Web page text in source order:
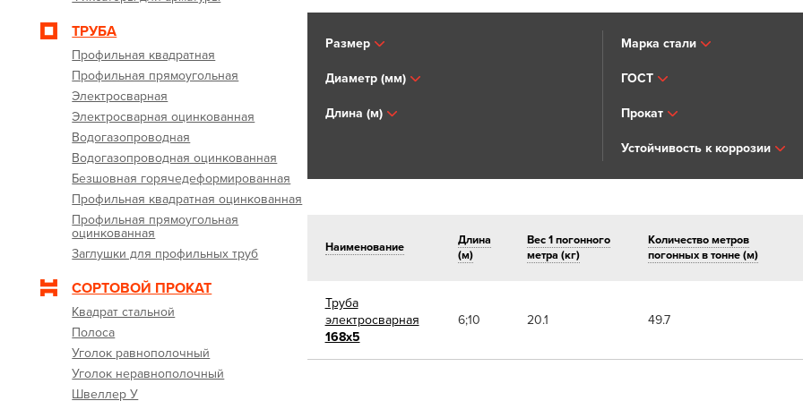
ТРУБА
Профильная квадратная
Профильная прямоугольная
Электросварная
Электросварная оцинкованная
Водогазопроводная
Водогазопроводная оцинкованная
Безшовная горячедеформированная
Профильная квадратная оцинкованная
Профильная прямоугольная
оцинкованная
Заглушки для профильных труб
СОРТОВОЙ ПРОКАТ
Квадрат стальной
Полоса
Уголок равнополочный
Уголок неравнополочный
Швеллер У
Размер
Диаметр (мм)
Длина (м)
Марка стали
ГОСТ
Прокат
Устойчивость к коррозии
Наименование
Длина
(м)
Вес 1 погонного
метра (кг)
Количество метров
погонных в тонне (м)
Труба
электросварная
168х5
6;10 20.1 49.7